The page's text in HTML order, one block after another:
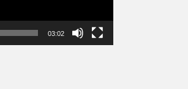
03:02